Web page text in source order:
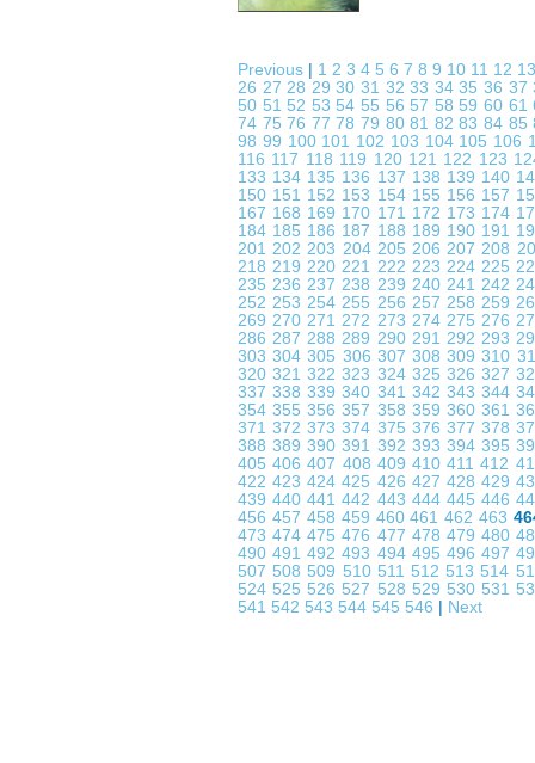
Previous 1 2 3 4 5 6 7 8 9 10 11 12
26 2728 293031 3233 343536 37
50 51 52 53 54 55 56 57 58 5960 61
74 7576 777879 8081 828384 85
98 99 100 101 102 103 104 105 106
116 117 118 119 120 121 122 123
133 134 135 136 137 138 139 140
150 151 152 153 154 155 156 157
167 168 169 170 171 172 173 174
184 185 186 187 188 189 190 191
201202203 204 205 206207208
218219220221 222 223 224 225
235236237238 239 240 241 242
252253254255 256 257 258 259
269270271272 273 274 275 276
286287288289 290 291 292 293
303304305 306 307 308309310
320321322323 324 325 326 327
337338339340 341 342 343 344
354355356357 358 359 360 361
371372373374 375 376 377 378
388389390391 392 393 394 395
405406407 408 409 410411412
422423424425 426 427 428 429
439440441442 443 444 445 446
456 457 458 459 460461462463
473474475476 477 478 479 480
490491492493 494 495 496 497
507 508 509 510 511 512 513 514
524 525 526 527 528 529 530 531
541 542 543 544 545 546 Next